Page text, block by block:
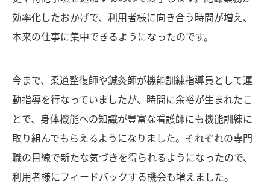
効率化したおかげで、利用者様に向き合う時間が増え、
本来の仕事に集中できるようになったのです。
今まで、柔道整復師や鍼灸師が機能訓練指導員として運
動指導を行なっていましたが、時間に余裕が生まれたこ
とで、身体機能への知識が豊富な看護師にも機能訓練に
取り組んでもらえるようになりました。それぞれの専門
職の目線で新たな気づきを得られるようになったので、
利用者様にフィードバックする機会も増えました。